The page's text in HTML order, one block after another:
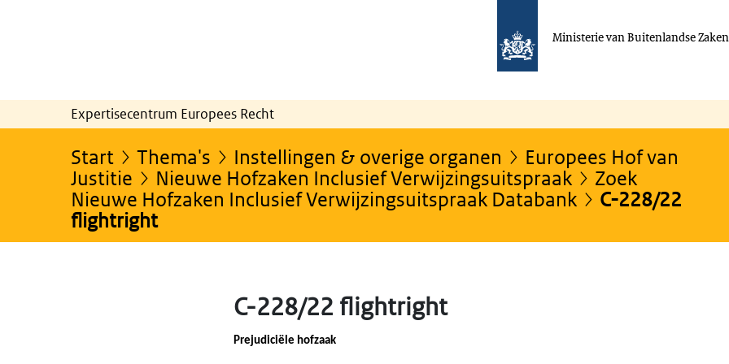
Ministerie van Buitenlandse Zaken
Expertisecentrum Europees Recht
Start Thema's Instellingen & overige organen
Europees Hof van
Justitie
Nieuwe Hofzaken Inclusief Verwijzingsuitspraak
Zoek
Nieuwe Hofzaken Inclusief Verwijzingsuitspraak Databank
C-228/22
flightright
C-228/22 flightright
Prejudiciële hofzaak